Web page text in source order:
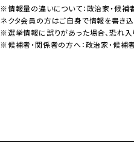
※情報量の違いについて：政治家・候補
ネクタ会員の方はご自身で情報を書き
※選挙情報に誤りがあった場合、恐れ入
※候補者・関係者の方へ：政治家・候補